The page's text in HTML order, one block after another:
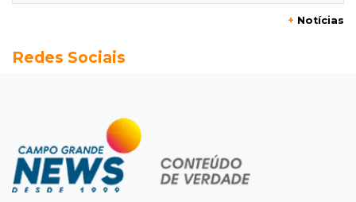
formação de ciclone bomba
23:00Ideb
Chapadão do Sul
Homem é baleado após apontar revólver para
policiais militares
+ Notícias
Redes Sociais